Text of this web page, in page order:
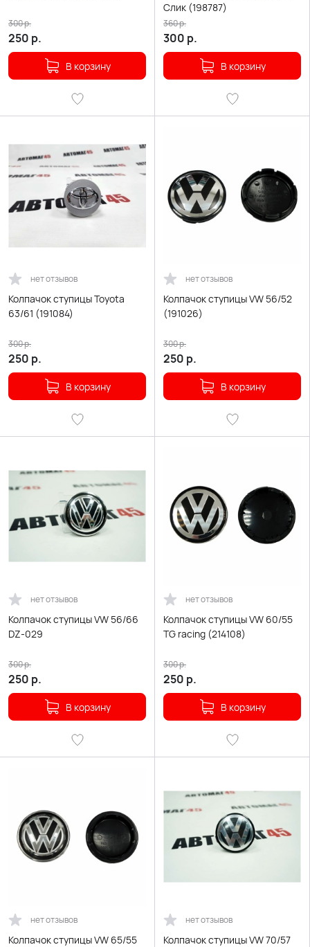
250 р.
300р.
В корзину
Слик (198787)
300 р.
360р.
В корзину
нет отзывов
Колпачок ступицы Toyota
63/61 (191084)
250 р.
300р.
В корзину
нет отзывов
Колпачок ступицы VW 56/52
(191026)
250 р.
300р.
В корзину
нет отзывов
Колпачок ступицы VW 56/66
DZ-029
250 р.
300р.
В корзину
нет отзывов
Колпачок ступицы VW 60/55
TG racing (214108)
250 р.
300р.
В корзину
нет отзывов
Колпачок ступицы VW 65/55
нет отзывов
Колпачок ступицы VW 70/57